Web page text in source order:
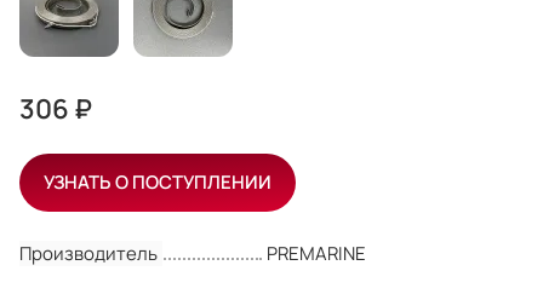
Производитель PREMARINE
306 ₽
УЗНАТЬ О ПОСТУПЛЕНИИ